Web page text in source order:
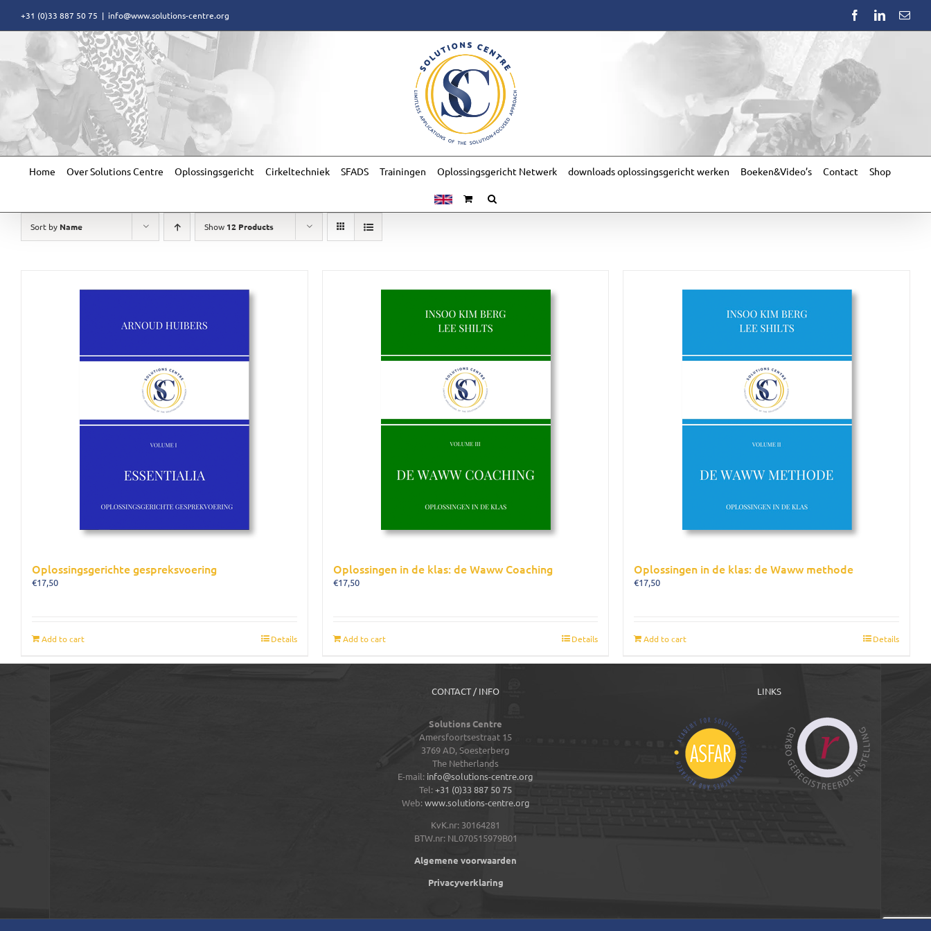
content
+31 (0)33 887 50 75 | info@www.solutions-centre.org FacebookLinkedIn
Home Over Solutions Centre Oplossingsgericht Cirkeltechniek SFADS Trainingen Oplossingsgericht Netwerk downloads oplossingsgericht werken Boeken&Video’s Contact Shop
Sort by Name Show 12 Products
Oplossingsgerichte gespreksvoering
€17,50
Add to cart Details
Oplossingen in de klas: de Waww Coaching
€17,50
Add to cart Details
Oplossingen in de klas: de Waww methode
€17,50
Add to cart Details
CONTACT / INFO
Solutions Centre
Amersfoortsestraat 15
3769 AD,Soesterberg
The Netherlands
E-mail: info@solutions-centre.org
Tel:+31 (0)33 887 50 75
Web:www.solutions-centre.org
KvK.nr: 30164281
BTW.nr: NL070515979B01
Algemene voorwaarden
Privacyverklaring
LINKS